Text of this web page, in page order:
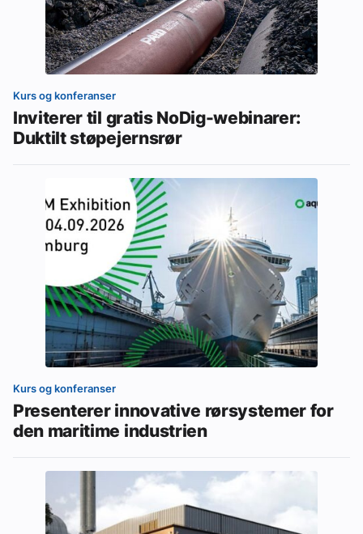
Kurs og konferanser
Inviterer til gratis NoDig-webinarer:
Duktilt støpejernsrør
Kurs og konferanser
Presenterer innovative rørsystemer for
den maritime industrien